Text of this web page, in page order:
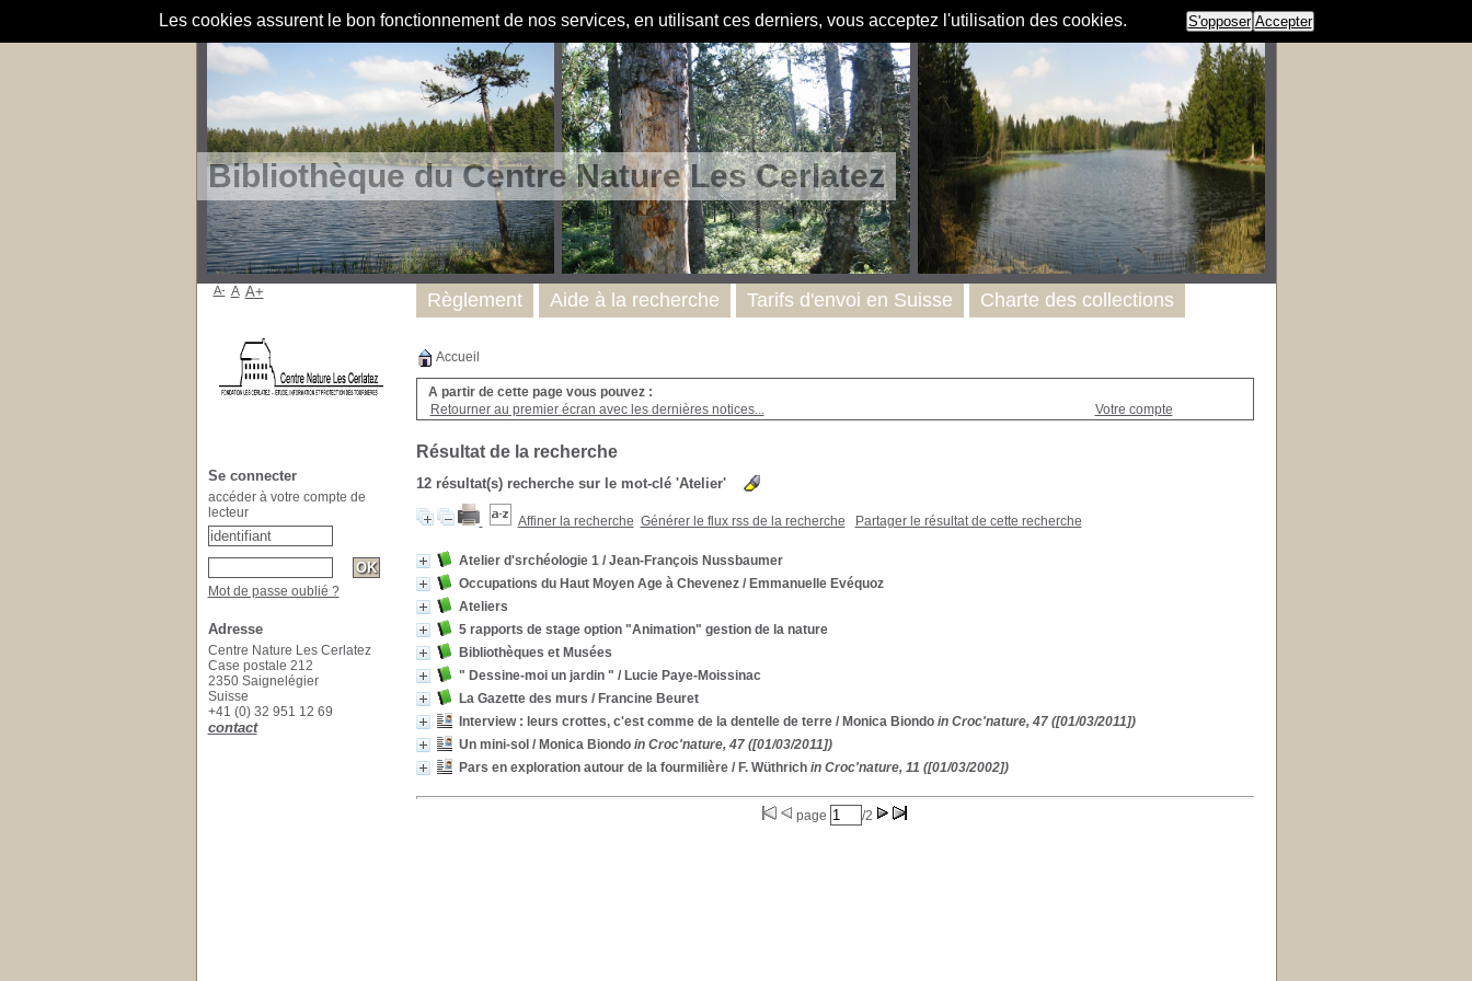
Les cookies assurent le bon fonctionnement de nos services, en utilisant ces derniers, vous acceptez l'utilisation des cookies. S'opposer Accepter
Bibliothèque du Centre Nature Les Cerlatez
Accueil
A partir de cette page vous pouvez :
Retourner au premier écran avec les dernières notices...
Votre compte
Résultat de la recherche
12 résultat(s) recherche sur le mot-clé 'Atelier'
Affiner la recherche Générer le flux rss de la recherche Partager le résultat de cette recherche
Atelier d'srchéologie 1/ Jean-François Nussbaumer
Occupations du Haut Moyen Age à Chevenez/ Emmanuelle Evéquoz
Ateliers
5 rapports de stage option "Animation" gestion de la nature
Bibliothèques et Musées
" Dessine-moi un jardin " / Lucie Paye-Moissinac
La Gazette des murs / Francine Beuret
Interview : leurs crottes, c'est comme de la dentelle de terre/ Monica Biondo in Croc'nature, 47 ([01/03/2011])
Un mini-sol / Monica Biondo in Croc'nature, 47 ([01/03/2011])
Pars en exploration autour de la fourmilière/ F. Wüthrich in Croc'nature, 11 ([01/03/2002])
page /2
Règlement Aide à la recherche Tarifs d'envoi en Suisse Charte des collections
A- A A+
Se connecter
accéder à votre compte de
lecteur
Mot de passe oublié ?
Adresse
Centre Nature Les Cerlatez
Case postale 212
2350 Saignelégier
Suisse
+41 (0) 32 951 12 69
contact